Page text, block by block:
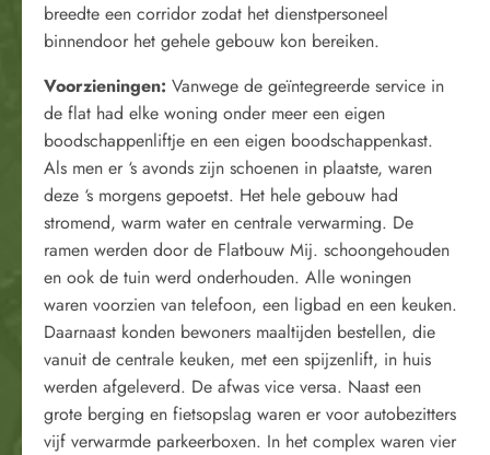
breedte een corridor zodat het dienstpersoneel
binnendoor het gehele gebouw kon bereiken.
Voorzieningen: Vanwege de geïntegreerde service in
de flat had elke woning onder meer een eigen
boodschappenliftje en een eigen boodschappenkast.
Als men er ‘s avonds zijn schoenen in plaatste, waren
deze ‘s morgens gepoetst. Het hele gebouw had
stromend, warm water en centrale verwarming. De
ramen werden door de Flatbouw Mij. schoongehouden
en ook de tuin werd onderhouden. Alle woningen
waren voorzien van telefoon, een ligbad en een keuken.
Daarnaast konden bewoners maaltijden bestellen, die
vanuit de centrale keuken, met een spijzenlift, in huis
werden afgeleverd. De afwas vice versa. Naast een
grote berging en fietsopslag waren er voor autobezitters
vijf verwarmde parkeerboxen. In het complex waren vier